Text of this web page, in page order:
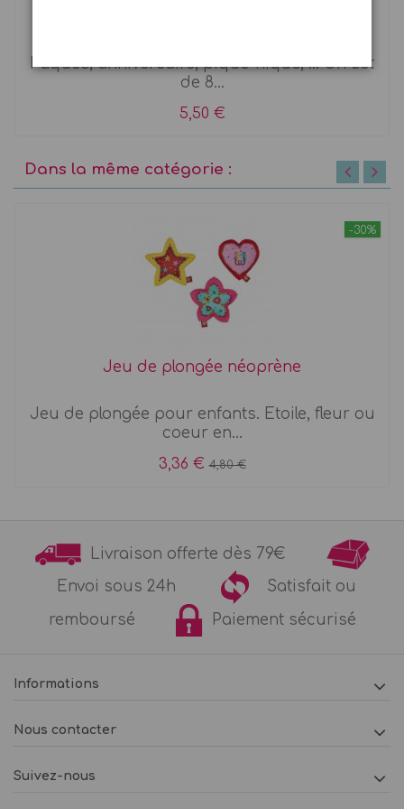
Pâques, anniversaire, pique-nique, ... Un set
de 8...
5,50 €
Dans la même catégorie :
-30%
Jeu de plongée néoprène
Jeu de plongée pour enfants. Etoile, fleur ou
coeur en...
3,36 €4,80 €
Livraison offerte dès 79€
Envoi sous 24h
Satisfait ou
remboursé
Paiement sécurisé
Informations
Nous contacter
Suivez-nous